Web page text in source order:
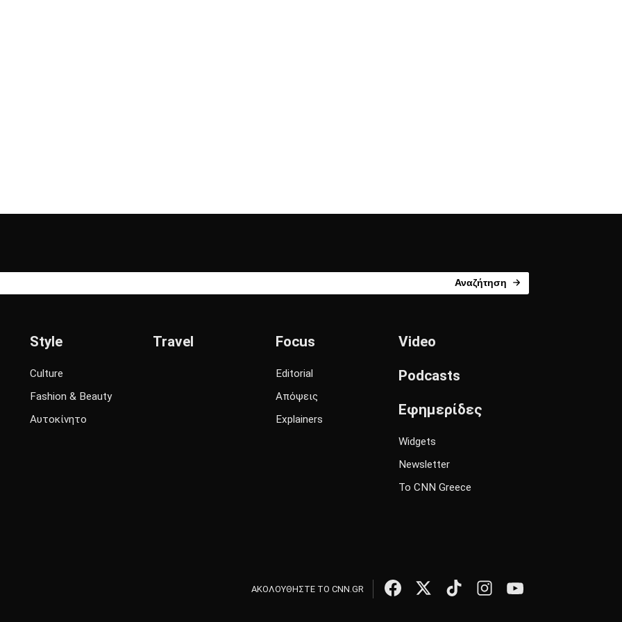
Αναζήτηση
Style
Culture
Fashion & Beauty
Αυτοκίνητο
Travel Focus
Editorial
Απόψεις
Explainers
Video
Podcasts
Εφημερίδες
Widgets
Newsletter
Το CNN Greece
ΑΚΟΛΟΥΘΗΣΤΕ ΤΟ CNN.GR